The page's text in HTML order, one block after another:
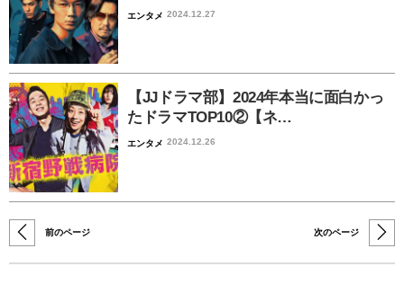
エンタメ 2024.12.27
【JJドラマ部】2024年本当に面白かっ
たドラマTOP10②【ネ…
エンタメ 2024.12.26
前のページ 次のページ